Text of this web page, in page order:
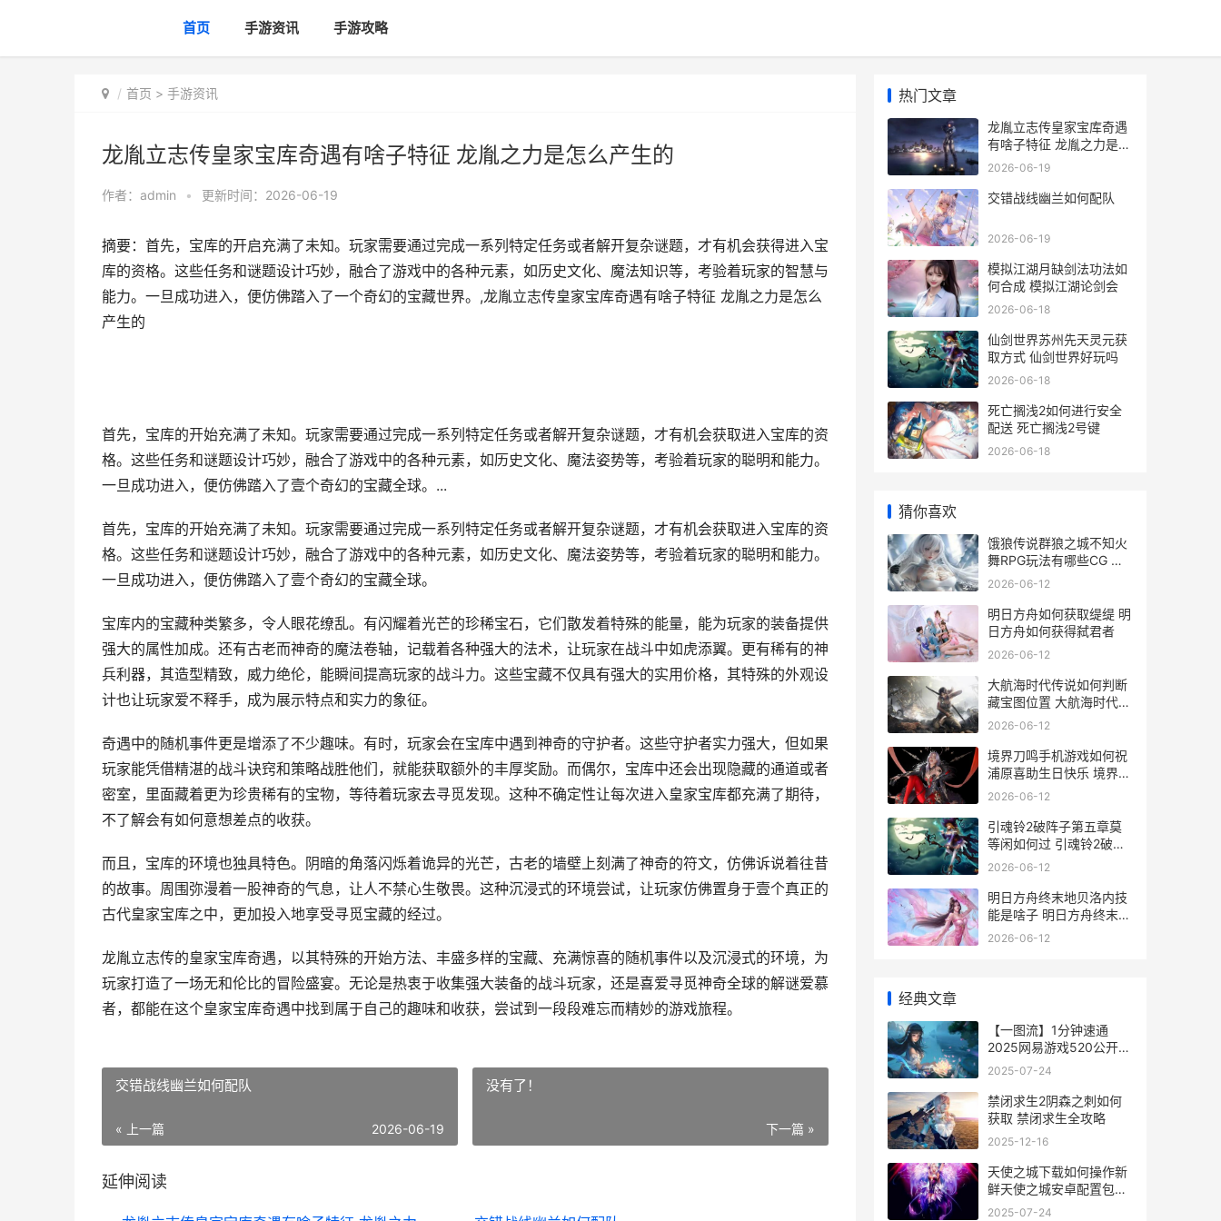
首页 手游资讯 手游攻略
首页 > 手游资讯
龙胤立志传皇家宝库奇遇有啥子特征 龙胤之力是怎么产生的
作者： admin • 更新时间：2026-06-19
摘要：首先，宝库的开启充满了未知。玩家需要通过完成一系列特定任务或者解开复杂谜题，才有机会获得进入宝
库的资格。这些任务和谜题设计巧妙，融合了游戏中的各种元素，如历史文化、魔法知识等，考验着玩家的智慧与
能力。一旦成功进入，便仿佛踏入了一个奇幻的宝藏世界。,龙胤立志传皇家宝库奇遇有啥子特征 龙胤之力是怎么
产生的
首先，宝库的开始充满了未知。玩家需要通过完成一系列特定任务或者解开复杂谜题，才有机会获取进入宝库的资
格。这些任务和谜题设计巧妙，融合了游戏中的各种元素，如历史文化、魔法姿势等，考验着玩家的聪明和能力。
一旦成功进入，便仿佛踏入了壹个奇幻的宝藏全球。...
首先，宝库的开始充满了未知。玩家需要通过完成一系列特定任务或者解开复杂谜题，才有机会获取进入宝库的资
格。这些任务和谜题设计巧妙，融合了游戏中的各种元素，如历史文化、魔法姿势等，考验着玩家的聪明和能力。
一旦成功进入，便仿佛踏入了壹个奇幻的宝藏全球。
宝库内的宝藏种类繁多，令人眼花缭乱。有闪耀着光芒的珍稀宝石，它们散发着特殊的能量，能为玩家的装备提供
强大的属性加成。还有古老而神奇的魔法卷轴，记载着各种强大的法术，让玩家在战斗中如虎添翼。更有稀有的神
兵利器，其造型精致，威力绝伦，能瞬间提高玩家的战斗力。这些宝藏不仅具有强大的实用价格，其特殊的外观设
计也让玩家爱不释手，成为展示特点和实力的象征。
奇遇中的随机事件更是增添了不少趣味。有时，玩家会在宝库中遇到神奇的守护者。这些守护者实力强大，但如果
玩家能凭借精湛的战斗诀窍和策略战胜他们，就能获取额外的丰厚奖励。而偶尔，宝库中还会出现隐藏的通道或者
密室，里面藏着更为珍贵稀有的宝物，等待着玩家去寻觅发现。这种不确定性让每次进入皇家宝库都充满了期待，
不了解会有如何意想差点的收获。
而且，宝库的环境也独具特色。阴暗的角落闪烁着诡异的光芒，古老的墙壁上刻满了神奇的符文，仿佛诉说着往昔
的故事。周围弥漫着一股神奇的气息，让人不禁心生敬畏。这种沉浸式的环境尝试，让玩家仿佛置身于壹个真正的
古代皇家宝库之中，更加投入地享受寻觅宝藏的经过。
龙胤立志传的皇家宝库奇遇，以其特殊的开始方法、丰盛多样的宝藏、充满惊喜的随机事件以及沉浸式的环境，为
玩家打造了一场无和伦比的冒险盛宴。无论是热衷于收集强大装备的战斗玩家，还是喜爱寻觅神奇全球的解谜爱慕
者，都能在这个皇家宝库奇遇中找到属于自己的趣味和收获，尝试到一段段难忘而精妙的游戏旅程。
交错战线幽兰如何配队
« 上一篇 2026-06-19
没有了！
下一篇 »
延伸阅读
热门文章
龙胤立志传皇家宝库奇遇
有啥子特征 龙胤之力是怎
么产生的
2026-06-19
交错战线幽兰如何配队
2026-06-19
模拟江湖月缺剑法功法如
何合成 模拟江湖论剑会
2026-06-18
仙剑世界苏州先天灵元获
取方式 仙剑世界好玩吗
2026-06-18
死亡搁浅2如何进行安全
配送 死亡搁浅2号键
2026-06-18
猜你喜欢
饿狼传说群狼之城不知火
舞RPG玩法有哪些CG 饿
狼传说群狼之城
2026-06-12
明日方舟如何获取缇缇 明
日方舟如何获得弑君者
2026-06-12
大航海时代传说如何判断
藏宝图位置 大航海时代传
说兑换码
2026-06-12
境界刀鸣手机游戏如何祝
浦原喜助生日快乐 境界斩
魄刀异闻录在线观看
2026-06-12
引魂铃2破阵子第五章莫
等闲如何过 引魂铃2破阵
子免广告下载
2026-06-12
明日方舟终末地贝洛内技
能是啥子 明日方舟终末地
官网
2026-06-12
经典文章
【一图流】1分钟速通
2025网易游戏520公开会
一图流pv
2025-07-24
禁闭求生2阴森之刺如何
获取 禁闭求生全攻略
2025-12-16
天使之城下载如何操作新
鲜天使之城安卓配置包下
载地址集合 天使之城
2025-07-24